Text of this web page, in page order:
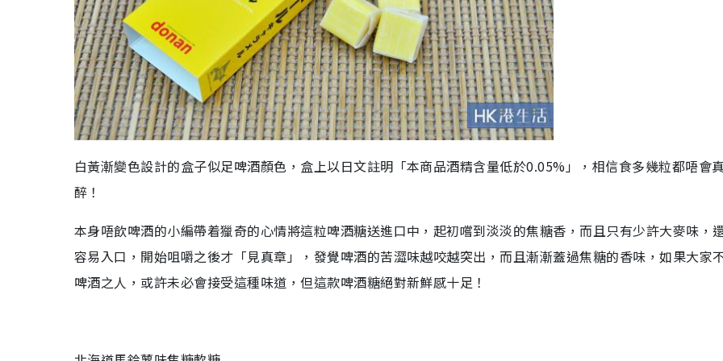
白黃漸變色設計的盒子似足啤酒顏色，盒上以日文註明「本商品酒精含量低於0.05%」，相信食多幾粒都唔會
醉！
本身唔飲啤酒的小編帶着獵奇的心情將這粒啤酒糖送進口中，起初嚐到淡淡的焦糖香，而且只有少許大麥味，
容易入口，開始咀嚼之後才「見真章」，發覺啤酒的苦澀味越咬越突出，而且漸漸蓋過焦糖的香味，如果大家
啤酒之人，或許未必會接受這種味道，但這款啤酒糖絕對新鮮感十足！